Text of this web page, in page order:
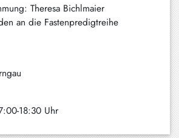
Theresa Bichlmaier
an die Fastenpredigtreihe
18:30 Uhr